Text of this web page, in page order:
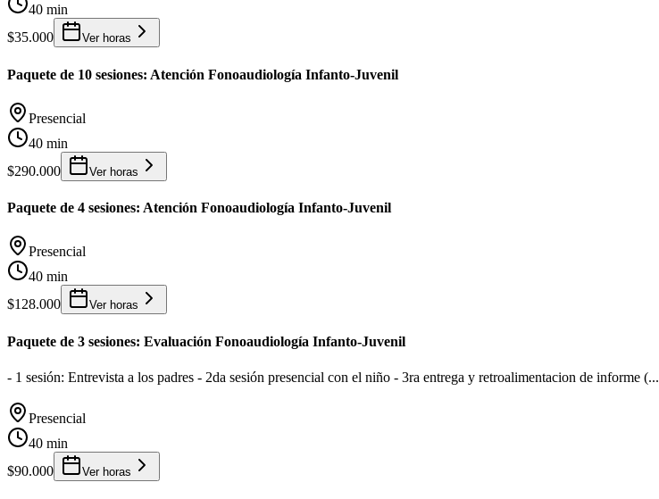
40 min
$35.000
Ver horas
Paquete de 10 sesiones: Atención Fonoaudiología Infanto-Juvenil
Presencial
40 min
$290.000
Ver horas
Paquete de 4 sesiones: Atención Fonoaudiología Infanto-Juvenil
Presencial
40 min
$128.000
Ver horas
Paquete de 3 sesiones: Evaluación Fonoaudiología Infanto-Juvenil
- 1 sesión: Entrevista a los padres - 2da sesión presencial con el niño - 3ra entrega y retroalimentacion de informe (...
Presencial
40 min
$90.000
Ver horas